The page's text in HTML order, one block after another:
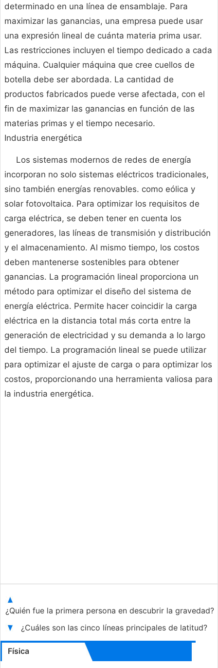
determinado en una línea de ensamblaje. Para
maximizar las ganancias, una empresa puede usar
una expresión lineal de cuánta materia prima usar.
Las restricciones incluyen el tiempo dedicado a cada
máquina. Cualquier máquina que cree cuellos de
botella debe ser abordada. La cantidad de
productos fabricados puede verse afectada, con el
fin de maximizar las ganancias en función de las
materias primas y el tiempo necesario.
Industria energética
Los sistemas modernos de redes de energía
incorporan no solo sistemas eléctricos tradicionales,
sino también energías renovables. como eólica y
solar fotovoltaica. Para optimizar los requisitos de
carga eléctrica, se deben tener en cuenta los
generadores, las líneas de transmisión y distribución
y el almacenamiento. Al mismo tiempo, los costos
deben mantenerse sostenibles para obtener
ganancias. La programación lineal proporciona un
método para optimizar el diseño del sistema de
energía eléctrica. Permite hacer coincidir la carga
eléctrica en la distancia total más corta entre la
generación de electricidad y su demanda a lo largo
del tiempo. La programación lineal se puede utilizar
para optimizar el ajuste de carga o para optimizar los
costos, proporcionando una herramienta valiosa para
la industria energética.
¿Quién fue la primera persona en descubrir la gravedad?
¿Cuáles son las cinco líneas principales de latitud?
Física